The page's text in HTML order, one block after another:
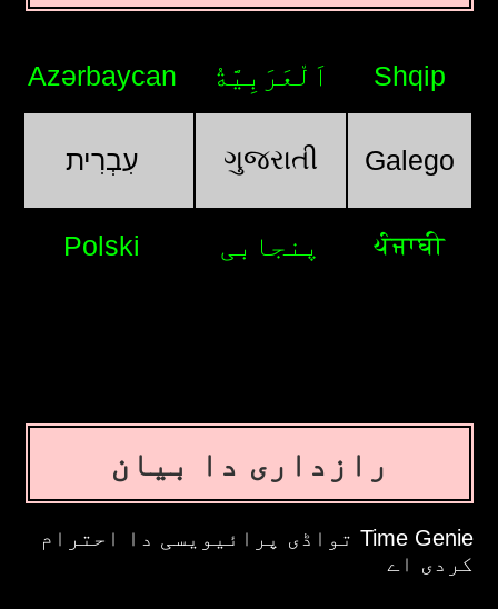
Shqip اَلْعَرَبِيَّةُ Azərbaycan
Galego
ગુજરાતી עִבְרִית
ਪੰਜਾਬੀ پنجابی Polski
رازداری دا بیان
Time Genie تواڈی پرائیویسی دا احترام
کردی اے